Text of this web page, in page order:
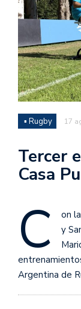
▪ Rugby 17
Tercer
Casa
C
on
y
Argentina de